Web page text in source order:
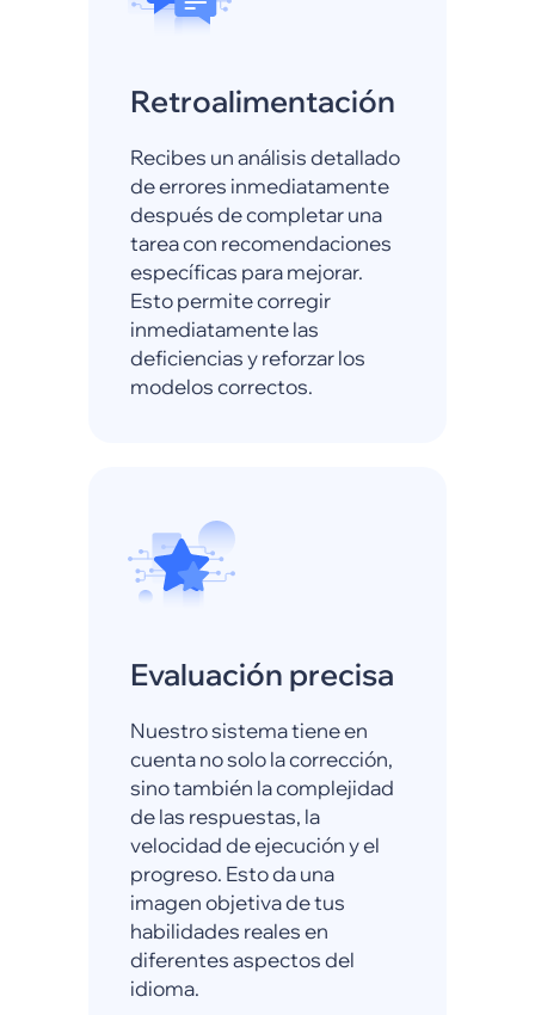
Retroalimentación
Recibes un análisis detallado
de errores inmediatamente
después de completar una
tarea con recomendaciones
específicas para mejorar.
Esto permite corregir
inmediatamente las
deficiencias y reforzar los
modelos correctos.
Evaluación precisa
Nuestro sistema tiene en
cuenta no solo la corrección,
sino también la complejidad
de las respuestas, la
velocidad de ejecución y el
progreso. Esto da una
imagen objetiva de tus
habilidades reales en
diferentes aspectos del
idioma.